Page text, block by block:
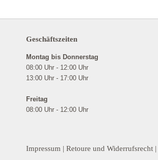
Geschäftszeiten
Montag bis Donnerstag
08:00 Uhr - 12:00 Uhr
13:00 Uhr - 17:00 Uhr
Freitag
08:00 Uhr - 12:00 Uhr
Impressum | Retoure und Widerrufsrecht |